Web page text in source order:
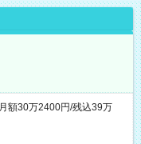
額30万2400円/残込39万